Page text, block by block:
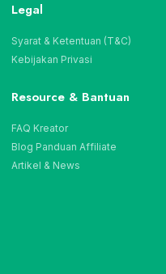
Legal
Syarat & Ketentuan (T&C)
Kebijakan Privasi
Resource & Bantuan
FAQ Kreator
Blog Panduan Affiliate
Artikel & News